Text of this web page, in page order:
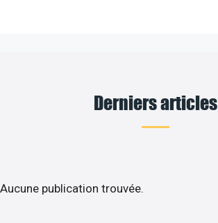
Derniers articles
Aucune publication trouvée.